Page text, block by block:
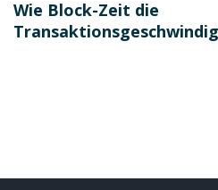
Wie Block-Zeit die